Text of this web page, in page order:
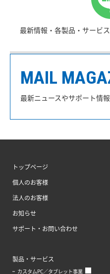
最新情報・各製品・サービ
MAIL
最新ニュースやサポート情
トップページ
個人のお客様
法人のお客様
お知らせ
サポート・お問い合わせ
製品・サービス
カスタムPC／タブレット事業